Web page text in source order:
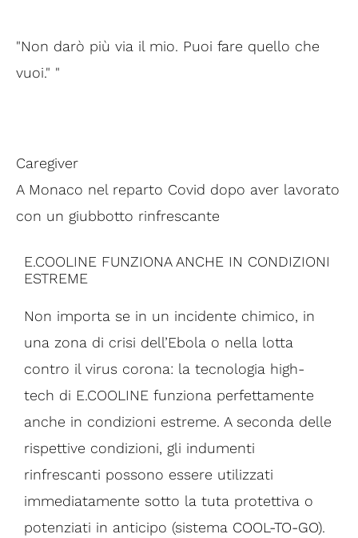
"Non darò più via il mio. Puoi fare quello che
vuoi." "
Caregiver
A Monaco nel reparto Covid dopo aver lavorato
con un giubbotto rinfrescante
E.COOLINE FUNZIONA ANCHE IN CONDIZIONI
ESTREME
Non importa se in un incidente chimico, in
una zona di crisi dell’Ebola o nella lotta
contro il virus corona: la tecnologia high-
tech di E.COOLINE funziona perfettamente
anche in condizioni estreme. A seconda delle
rispettive condizioni, gli indumenti
rinfrescanti possono essere utilizzati
immediatamente sotto la tuta protettiva o
potenziati in anticipo (sistema COOL-TO-GO).